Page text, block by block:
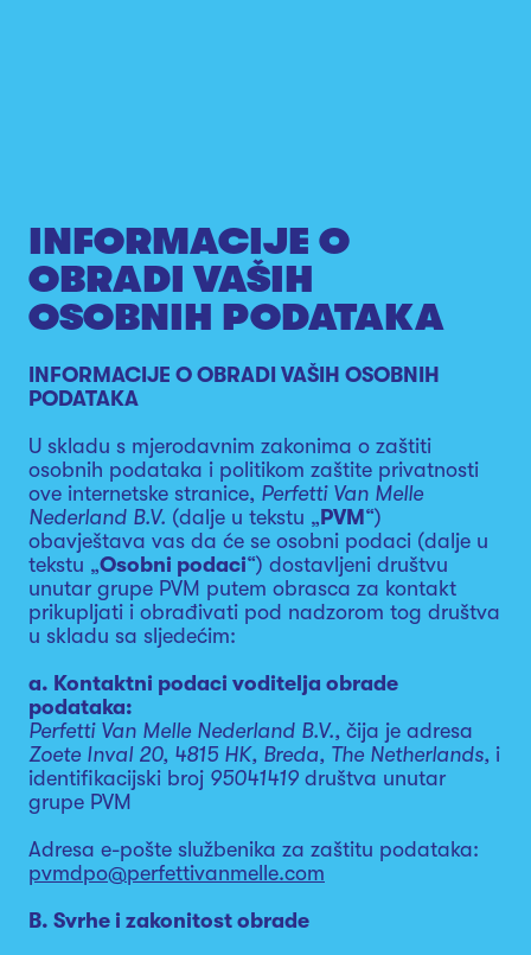
INFORMACIJE O
OBRADI VAŠIH
OSOBNIH PODATAKA
INFORMACIJE O OBRADI VAŠIH OSOBNIH
PODATAKA
U skladu s mjerodavnim zakonima o zaštiti
osobnih podataka i politikom zaštite privatnosti
ove internetske stranice, Perfetti Van Melle
Nederland B.V. (dalje u tekstu „ PVM “)
obavještava vas da će se osobni podaci (dalje u
tekstu „Osobni podaci“) dostavljeni društvu
unutar grupe PVM putem obrasca za kontakt
prikupljati i obrađivati pod nadzorom tog društva
u skladu sa sljedećim:
a. Kontaktni podaci voditelja obrade
podataka:
Perfetti Van Melle Nederland B.V., čija je adresa
Zoete Inval 20, 4815 HK, Breda, The Netherlands, i
identifikacijski broj 95041419 društva unutar
grupe PVM
Adresa e-pošte službenika za zaštitu podataka:
pvmdpo@perfettivanmelle.com
B. Svrhe i zakonitost obrade